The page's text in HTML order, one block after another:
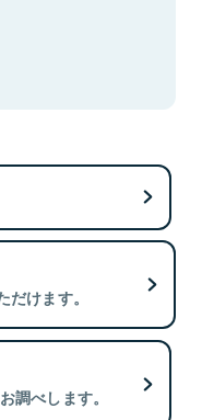
けます。
調べします。